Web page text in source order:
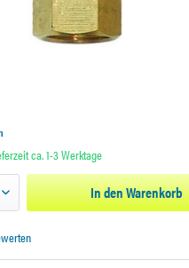
ca. 1-3 Werktage
In denWarenkorb